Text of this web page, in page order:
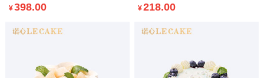
¥398.00
¥218.00